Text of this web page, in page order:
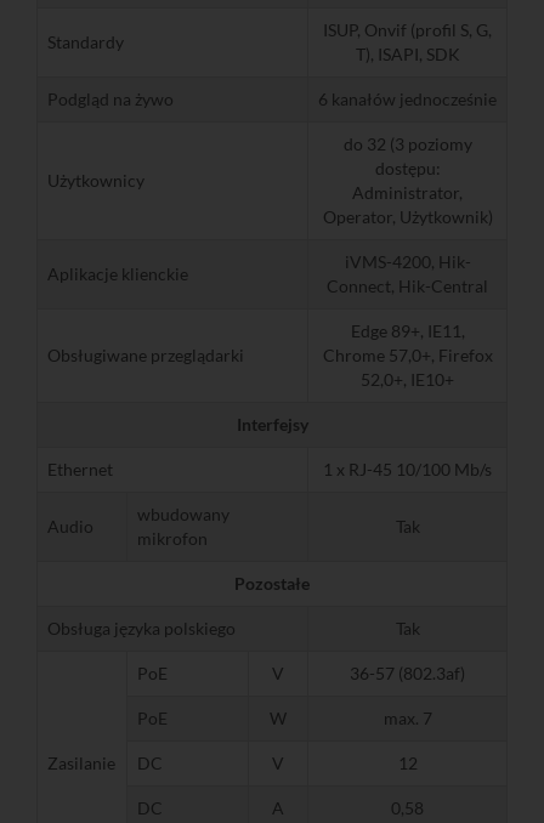
Standardy
ISUP, Onvif (profil S, G,
T), ISAPI, SDK
Podgląd na żywo 6 kanałów jednocześnie
Użytkownicy
do 32 (3 poziomy
dostępu:
Administrator,
Operator, Użytkownik)
Aplikacje klienckie
iVMS-4200, Hik-
Connect, Hik-Central
Obsługiwane przeglądarki
Edge 89+, IE11,
Chrome 57,0+, Firefox
52,0+, IE10+
Interfejsy
Ethernet 1 x RJ-45 10/100 Mb/s
Audio
wbudowany
mikrofon
Tak
Pozostałe
Obsługa języka polskiego Tak
Zasilanie
PoE V 36-57 (802.3af)
PoE W max. 7
DC V 12
DC A 0,58